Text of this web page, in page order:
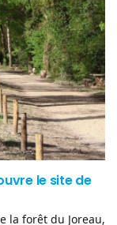
le site de
la forêt du Joreau,